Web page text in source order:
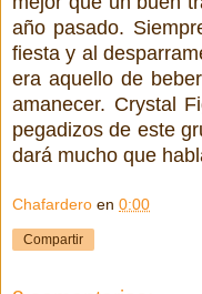
año pasado.
fiesta y al
era aquello de
amanecer. Crystal
pegadizos de este
dará mucho que
Chafardero en 0:00
Compartir